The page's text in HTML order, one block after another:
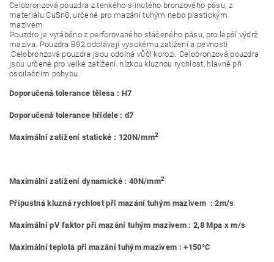
Celobronzová pouzdra z tenkého slinutého bronzového pásu, z
materiálu CuSn8, určené pro mazání tuhým nebo plastickým
mazivem.
Pouzdro je vyráběno z perforovaného stáčeného pásu, pro lepší výdrž
maziva. Pouzdra B92 odolávají vysokému zatížení a pevnosti
.Celobronzová pouzdra jsou odolná vůči korozi. Celobronzová pouzdra
jsou určené pro velké zatížení, nízkou kluznou rychlost, hlavně při
oscilačním pohybu.
Doporučená tolerance tělesa : H7
Doporučená tolerance hřídele : d7
Maximální zatížení statické : 120N/mm2
Maximální zatížení dynamické : 40N/mm2
Přípustná kluzná rychlost při mazání tuhým mazivem : 2m/s
Maximální pV faktor při mazání tuhým mazivem : 2,8 Mpa x m/s
Maximální teplota při mazání tuhým mazivem : +150°C